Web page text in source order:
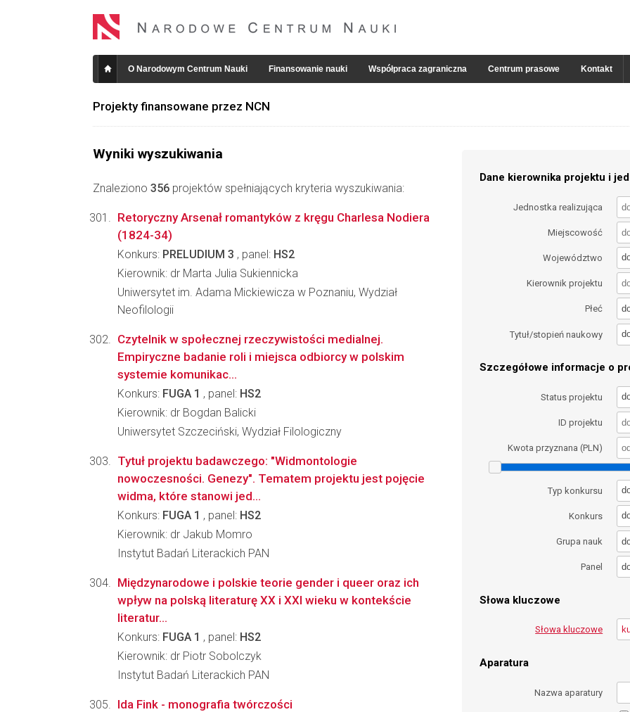
O Narodowym Centrum Nauki Finansowanie nauki Współpraca zagraniczna Centrum prasowe Kontakt
Projekty finansowane przez NCN
Wyniki wyszukiwania
Znaleziono 356 projektów spełniających kryteria wyszukiwania:
Dane kierownika projektu i
Jednostka realizująca
Miejscowość
Województwo
Kierownik projektu
Płeć
Tytuł/stopień naukowy
Szczegółowe informacje o
Status projektu
ID projektu
Kwota przyznana (PLN)
Typ konkursu
Konkurs
Grupa nauk
Panel
Słowa kluczowe
Słowa kluczowe
Aparatura
Nazwa aparatury
Retoryczny Arsenał romantyków z kręgu Charlesa Nodiera
(1824-34)
Konkurs: PRELUDIUM 3 , panel: HS2
Kierownik: dr Marta Julia Sukiennicka
Uniwersytet im. Adama Mickiewicza w Poznaniu, Wydział
Neofilologii
Czytelnik w społecznej rzeczywistości medialnej.
Empiryczne badanie roli i miejsca odbiorcy w polskim
systemie komunikac...
Konkurs: FUGA 1 , panel: HS2
Kierownik: dr Bogdan Balicki
Uniwersytet Szczeciński, Wydział Filologiczny
Tytuł projektu badawczego: "Widmontologie
nowoczesności. Genezy". Tematem projektu jest pojęcie
widma, które stanowi jed...
Konkurs: FUGA 1 , panel: HS2
Kierownik: dr Jakub Momro
Instytut Badań Literackich PAN
Międzynarodowe i polskie teorie gender i queer oraz ich
wpływ na polską literaturę XX i XXI wieku w kontekście
literatur...
Konkurs: FUGA 1 , panel: HS2
Kierownik: dr Piotr Sobolczyk
Instytut Badań Literackich PAN
Ida Fink - monografia twórczości